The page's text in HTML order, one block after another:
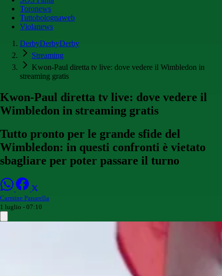
Toronews
Tuttobolognaweb
Violanews
DerbyDerbyDerby
Streaming
Kwon-Paul diretta tv live: dove vedere il Wimbledon in
streaming gratis
Kwon-Paul diretta tv live: dove vedere il
Wimbledon in streaming gratis
Tutto pronto per le grande sfide del
Wimbledon: in questi confronti è vietato
sbagliare per poter passare il turno
Carmine Panarella
1 luglio - 07:10